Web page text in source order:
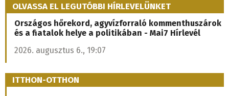
OLVASSA EL LEGUTÓBBI HÍRLEVELÜNKET
Országos hőrekord, agyvízforraló kommenthuszárok
és a fiatalok helye a politikában - Mai7 Hírlevél
2026. augusztus 6., 19:07
ITTHON-OTTHON